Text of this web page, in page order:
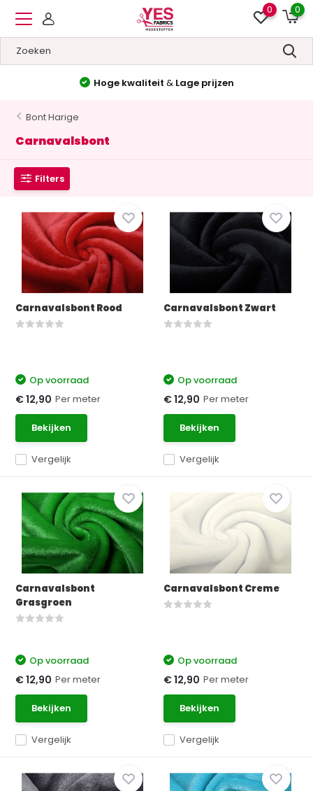
0 0
Hoge kwaliteit & Lage prijzen
Bont Harige
Carnavalsbont
Filters
Carnavalsbont Rood
Vergelijk
Op voorraad
€ 12,90 Per meter
Bekijken
Carnavalsbont Zwart
Vergelijk
Op voorraad
€ 12,90 Per meter
Bekijken
Carnavalsbont
Grasgroen
Vergelijk
Op voorraad
€ 12,90 Per meter
Bekijken
Carnavalsbont Creme
Vergelijk
Op voorraad
€ 12,90 Per meter
Bekijken